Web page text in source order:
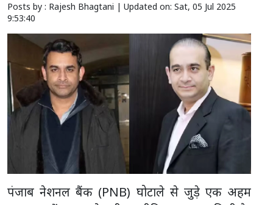
Posts by : Rajesh Bhagtani | Updated on: Sat, 05 Jul 2025
9:53:40
पंजाब नेशनल बैंक (PNB) घोटाले से जुड़े एक अहम